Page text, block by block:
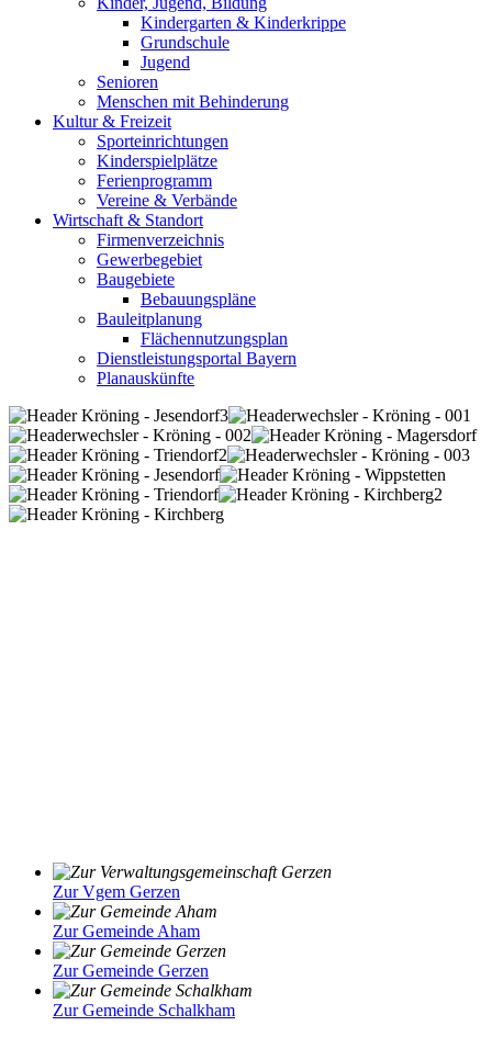
Kindergarten & Kinderkrippe
Grundschule
Jugend
Senioren
Menschen mit Behinderung
Kultur & Freizeit
Sporteinrichtungen
Kinderspielplätze
Ferienprogramm
Vereine & Verbände
Wirtschaft & Standort
Firmenverzeichnis
Gewerbegebiet
Baugebiete
Bebauungspläne
Bauleitplanung
Flächennutzungsplan
Dienstleistungsportal Bayern
Planauskünfte
Zur Vgem Gerzen
Zur Gemeinde Aham
Zur Gemeinde Gerzen
Zur Gemeinde Schalkham